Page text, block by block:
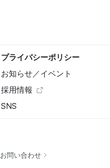
プライバシーポリシー
お知らせ／イベント
採用情報
SNS
お問い合わせ